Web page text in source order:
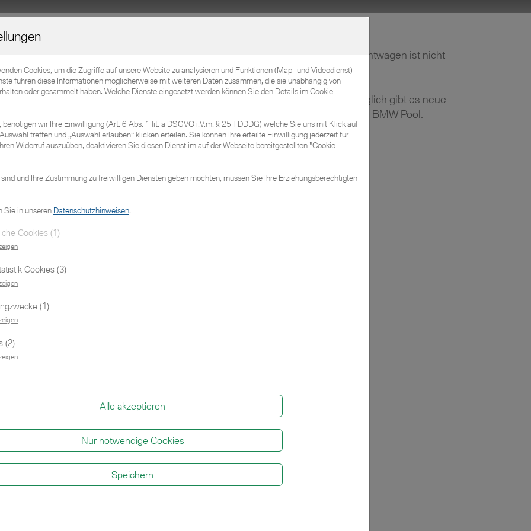
Sie wollen ein Fahrzeug testen?
Sehr gerne! Buchen Sie sich eine Probefahrt.
Ihr gewünschter Gebrauchtwagen ist nicht
dabei?
Kontaktieren Sie uns! Täglich gibt es neue
Jahreswagen in unserem BMW Pool.
Probefahrt vereinbaren Kontakt aufnehmen
Shz
Cookies, um die Zugriffe auf unsere Website zu analysieren und Funktionen (Map- und Videodienst)
führen diese Informationen möglicherweise mit weiteren Daten zusammen, die sie unabhängig von
oder gesammelt haben. Welche Dienste eingesetzt werden können Sie den Details im Cookie-
benötigen wir Ihre Einwilligung (Art. 6 Abs. 1 lit. a DSGVO i.V.m. § 25 TDDDG) welche Sie uns mit Klick auf
treffen und „Auswahl erlauben“ klicken erteilen. Sie können Ihre erteilte Einwilligung jederzeit für
Widerruf auszuüben, deaktivieren Sie diesen Dienst im auf der Webseite bereitgestellten "Cookie-
und Ihre Zustimmung zu freiwilligen Diensten geben möchten, müssen Sie Ihre Erziehungsberechtigten
Sie in unseren Datenschutzhinweisen.
Cookies (1)
Cookies (3)
(1)
(2)
Alle akzeptieren
Nur notwendige Cookies
Speichern